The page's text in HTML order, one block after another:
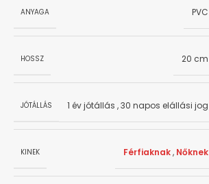
ANYAGA PVC
HOSSZ 20 cm
JÓTÁLLÁS 1 év jótállás ,30 napos elállási jog
KINEK Férfiaknak, Nőknek